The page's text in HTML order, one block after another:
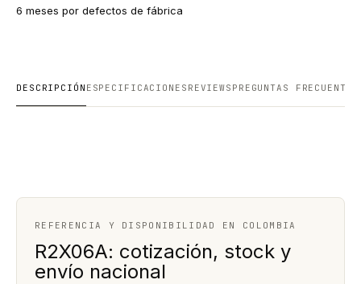
6 meses por defectos de fábrica
DESCRIPCIÓN ESPECIFICACIONES REVIEWS PREGUNTAS FRECUENTES
REFERENCIA Y DISPONIBILIDAD EN COLOMBIA
R2X06A: cotización, stock y
envío nacional